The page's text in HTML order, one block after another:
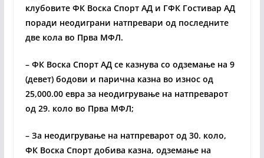
клубовите ФК Воска Спорт АД и ГФК Гостивар АД
поради неодиграни натпревари од последните
две кола во Прва МФЛ.
– ФК Воска Спорт АД се казнува со одземање на 9
(девет) бодови и парична казна во износ од
25,000.00 евра за неодигрување на натпреварот
од 29. коло во Прва МФЛ;
– За неодигрување на натпреварот од 30. коло,
ФК Воска Спорт добива казна, одземање на